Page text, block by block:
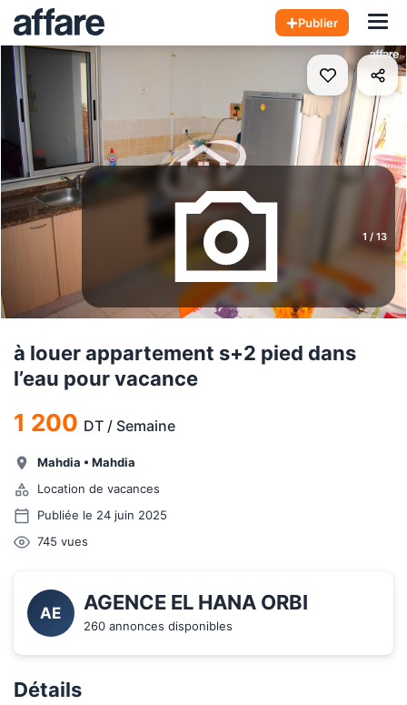
Publier
1 / 13
à louer appartement s+2 pied dans
l’eau pour vacance
1 200 DT / Semaine
Mahdia • Mahdia
Location de vacances
Publiée le 24 juin 2025
745 vues
AE AGENCE EL HANA ORBI
260 annonces disponibles
Détails